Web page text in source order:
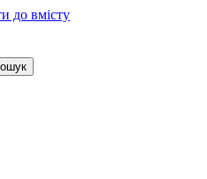
до вмісту